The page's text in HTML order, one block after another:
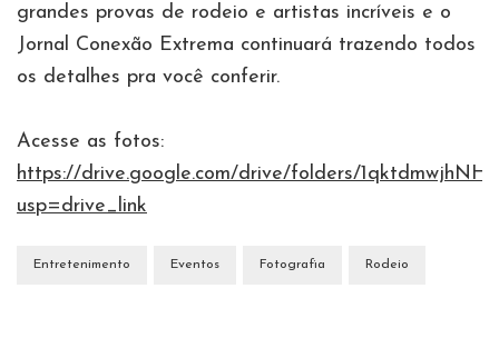
grandes provas de rodeio e artistas incríveis e o
Jornal Conexão Extrema continuará trazendo todos
os detalhes pra você conferir.
Acesse as fotos:
https://drive.google.com/drive/folders/
usp=drive_link
Entretenimento Eventos Fotografia Rodeio